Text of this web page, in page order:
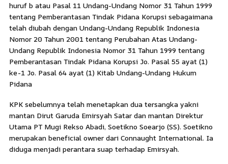
huruf b atau Pasal 11 Undang-Undang Nomor 31 Tahun 1999
tentang Pemberantasan Tindak Pidana Korupsi sebagaimana
telah diubah dengan Undang-Undang Republik Indonesia
Nomor 20 Tahun 2001 tentang Perubahan Atas Undang-
Undang Republik Indonesia Nomor 31 Tahun 1999 tentang
Pemberantasan Tindak Pidana Korupsi Jo. Pasal 55 ayat (1)
ke-1 Jo. Pasal 64 ayat (1) Kitab Undang-Undang Hukum
Pidana
KPK sebelumnya telah menetapkan dua tersangka yakni
mantan Dirut Garuda Emirsyah Satar dan mantan Direktur
Utama PT Mugi Rekso Abadi, Soetikno Soearjo (SS). Soetikno
merupakan beneficial owner dari Connaught International. Ia
diduga menjadi perantara suap terhadap Emirsyah.